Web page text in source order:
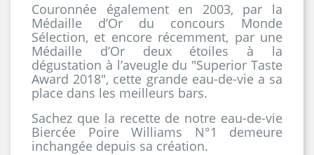
Couronnée également en 2003, par la
Médaille d’Or du concours Monde
Sélection, et encore récemment, par une
Médaille d’Or deux étoiles à la
dégustation à l’aveugle du "Superior Taste
Award 2018", cette grande eau-de-vie a sa
place dans les meilleurs bars.
Sachez que la recette de notre eau-de-vie
Biercée Poire Williams N°1 demeure
inchangée depuis sa création.